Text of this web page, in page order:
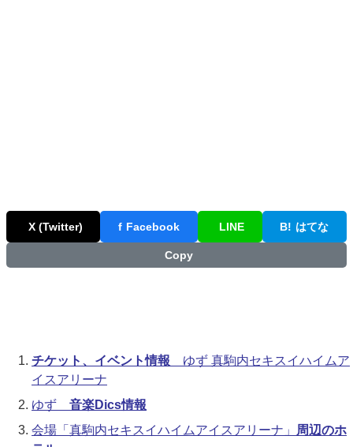
X (Twitter) f Facebook LINE B! はてな
Copy
チケット、イベント情報 ゆず 真駒内セキスイハイムア
イスアリーナ
ゆず 音楽Dics情報
会場「真駒内セキスイハイムアイスアリーナ」
周辺のホ